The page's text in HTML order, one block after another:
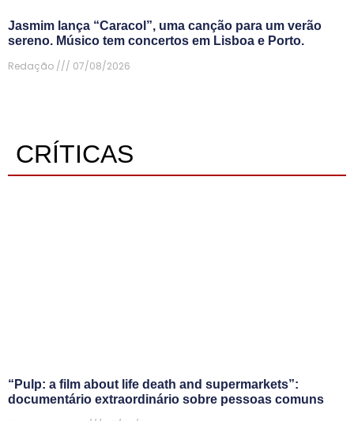
Jasmim lança “Caracol”, uma canção para um verão
sereno. Músico tem concertos em Lisboa e Porto.
Redação
07/08/2026
CRÍTICAS
“Pulp: a film about life death and supermarkets”:
documentário extraordinário sobre pessoas comuns